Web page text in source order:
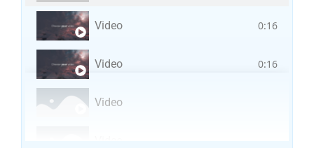
Video 0:16
Video 0:16
Video